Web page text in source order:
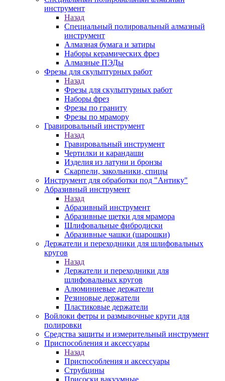
инструмент
Назад
Специальный полировальный алмазный
инструмент
Алмазная бумага и затиры
Наборы керамических фрез
Алмазные ПЭДы
Фрезы для скульптурных работ
Назад
Фрезы для скульптурных работ
Наборы фрез
Фрезы по граниту
Фрезы по мрамору
Гравировальный инструмент
Назад
Гравировальный инструмент
Чертилки и карандаши
Изделия из латуни и бронзы
Скарпели, закольники, спицы
Инструмент для обработки под "Антику"
Абразивный инструмент
Назад
Абразивный инструмент
Абразивные щетки для мрамора
Шлифовальные фибродиски
Абразивные чашки (шарошки)
Держатели и переходники для шлифовальных
кругов
Назад
Держатели и переходники для
шлифовальных кругов
Алюминиевые держатели
Резиновые держатели
Пластиковые держатели
Войлоки фетры и размывочные круги для
полировки
Средства защиты и измерительный инструмент
Приспособления и аксессуары
Назад
Приспособления и аксессуары
Струбцины
Присоски вакуумные